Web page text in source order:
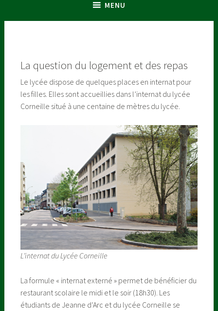
MENU
La question du logement et des repas
Le lycée dispose de quelques places en internat pour
les filles. Elles sont accueillies dans l’internat du lycée
Corneille situé à une centaine de mètres du lycée.
L’internatdu Lycée Corneille
La formule « internat externé » permet de bénéficier du
restaurant scolaire le midi et le soir (18h30). Les
étudiants de Jeanne d’Arc et du lycée Corneille se